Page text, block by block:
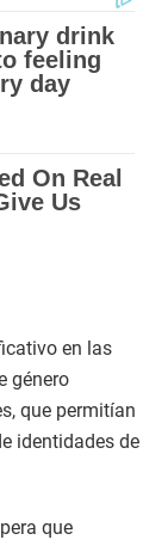
en las
género
que permitían
identidades de
que